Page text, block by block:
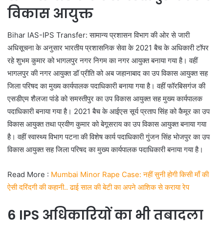
विकास आयुक्त
Bihar IAS-IPS Transfer: सामान्य प्रशासन विभाग की ओर से जारी
अधिसूचना के अनुसार भारतीय प्रशासनिक सेवा के 2021 बैच के अधिकारी टॉपर
रहे शुभम कुमार को भागलपुर नगर निगम का नगर आयुक्त बनाया गया है। वहीं
भागलपुर की नगर आयुक्त डॉ प्रीति को अब जहानाबाद का उप विकास आयुक्त सह
जिला परिषद का मुख्य कार्यपालक पदाधिकारी बनाया गया है। वहीं फॉरबिसगंज की
एसडीएम शैलजा पांडे को समस्तीपुर का उप विकास आयुक्त सह मुख्य कार्यपालक
पदाधिकारी बनाया गया है। 2021 बैच के आईएस सूर्य प्रताप सिंह को कैमूर का उप
विकास आयुक्त तथा प्रवीण कुमार को बेगूसराय का उप विकास आयुक्त बनाया गया
है। वहीं स्वास्थ्य विभाग पटना की विशेष कार्य पदाधिकारी गुंजन सिंह भोजपुर का उप
विकास आयुक्त सह जिला परिषद का मुख्य कार्यपालक पदाधिकारी बनाया गया है।
Read More : Mumbai Minor Rape Case: नहीं सुनी होगी किसी माँ की
ऐसी दरिंदगी की कहानी.. ढाई साल की बेटी का अपने आशिक से कराया रेप
6 IPS अधिकारियों का भी तबादला